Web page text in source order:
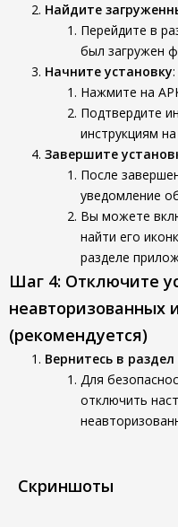
Найдите
Перейдите в
был загружен
Начните установку:
Нажмите на
Подтвердите
инструкциям на
Завершите
После
уведомление
Вы можете
найти его
разделе
Шаг 4: Отключите
неавторизованных
(рекомендуется)
Вернитесь в
Для
отключить
Скриншоты